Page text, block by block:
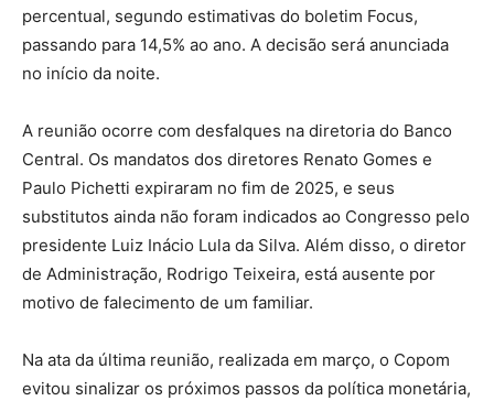
percentual, segundo estimativas do boletim Focus,
passando para 14,5% ao ano. A decisão será anunciada
no início da noite.
A reunião ocorre com desfalques na diretoria do Banco
Central. Os mandatos dos diretores Renato Gomes e
Paulo Pichetti expiraram no fim de 2025, e seus
substitutos ainda não foram indicados ao Congresso pelo
presidente Luiz Inácio Lula da Silva. Além disso, o diretor
de Administração, Rodrigo Teixeira, está ausente por
motivo de falecimento de um familiar.
Na ata da última reunião, realizada em março, o Copom
evitou sinalizar os próximos passos da política monetária,